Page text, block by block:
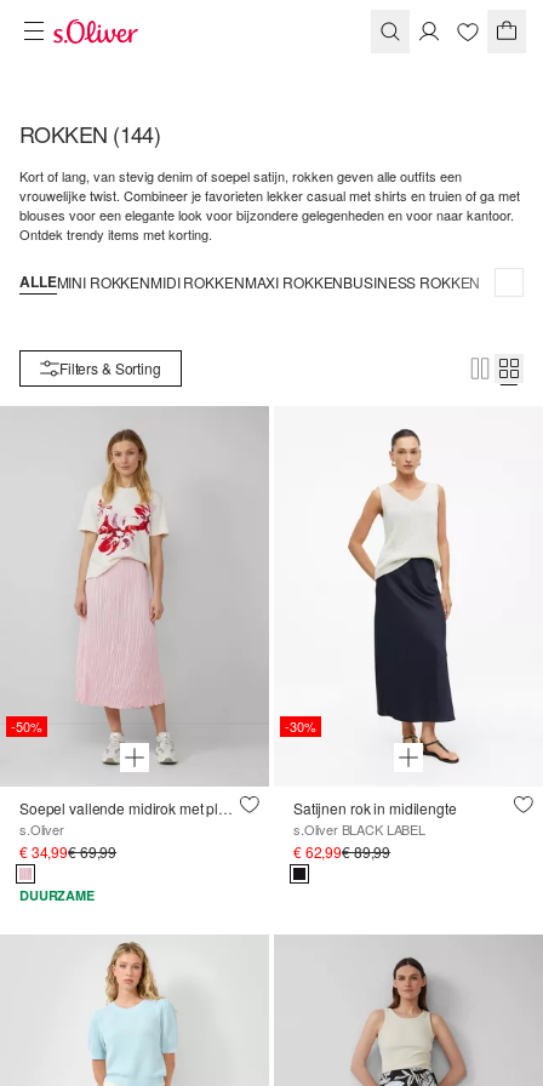
ROKKEN (144)
Kort of lang, van stevig denim of soepel satijn, rokken geven alle outfits een
vrouwelijke twist. Combineer je favorieten lekker casual met shirts en truien of ga met
blouses voor een elegante look voor bijzondere gelegenheden en voor naar kantoor.
Ontdek trendy items met korting.
ALLEMINI ROKKENMIDI ROKKENMAXI ROKKENBUSINESS ROKKEN
Filters & Sorting
-50%
Soepel vallende midirok met plooien en elastische band
s.Oliver
€ 34,99€ 69,99
DUURZAME
-30%
Satijnen rok in midilengte
s.Oliver BLACK LABEL
€ 62,99€ 89,99